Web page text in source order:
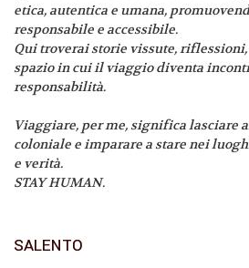
etica, autentica e umana,
responsabile e accessibile.
Qui troverai storie vissute,
spazio in cui il viaggio diventa
responsabilità.
Viaggiare, per me, significa lasciare
coloniale e imparare a stare nei
e verità.
STAY HUMAN.
SALENTO